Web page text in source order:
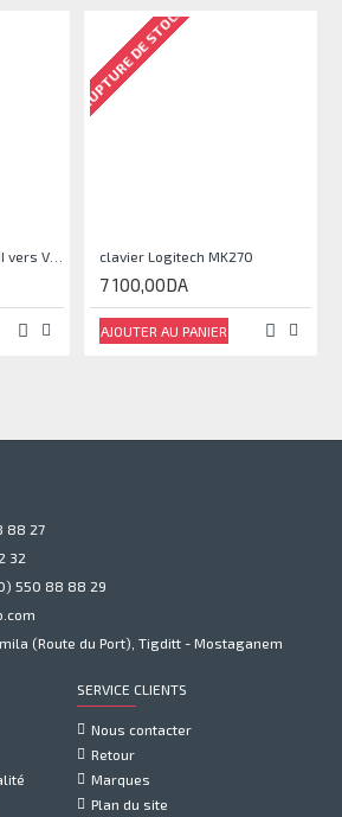
RUPTURE DE STOCK
clavier Logitech MK270
7 100,00DA
AJOUTER AU PANIER
88 27
32
550 88 88 29
(Route du Port), Tigditt - Mostaganem
SERVICE CLIENTS
Nous contacter
Retour
Marques
Plan du site